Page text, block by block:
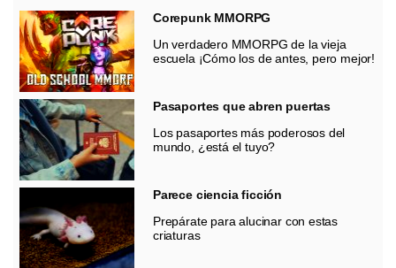
Corepunk MMORPG
Un verdadero MMORPG de la vieja
escuela ¡Cómo los de antes, pero mejor!
Pasaportes que abren puertas
Los pasaportes más poderosos del
mundo, ¿está el tuyo?
Parece ciencia ficción
Prepárate para alucinar con estas
criaturas